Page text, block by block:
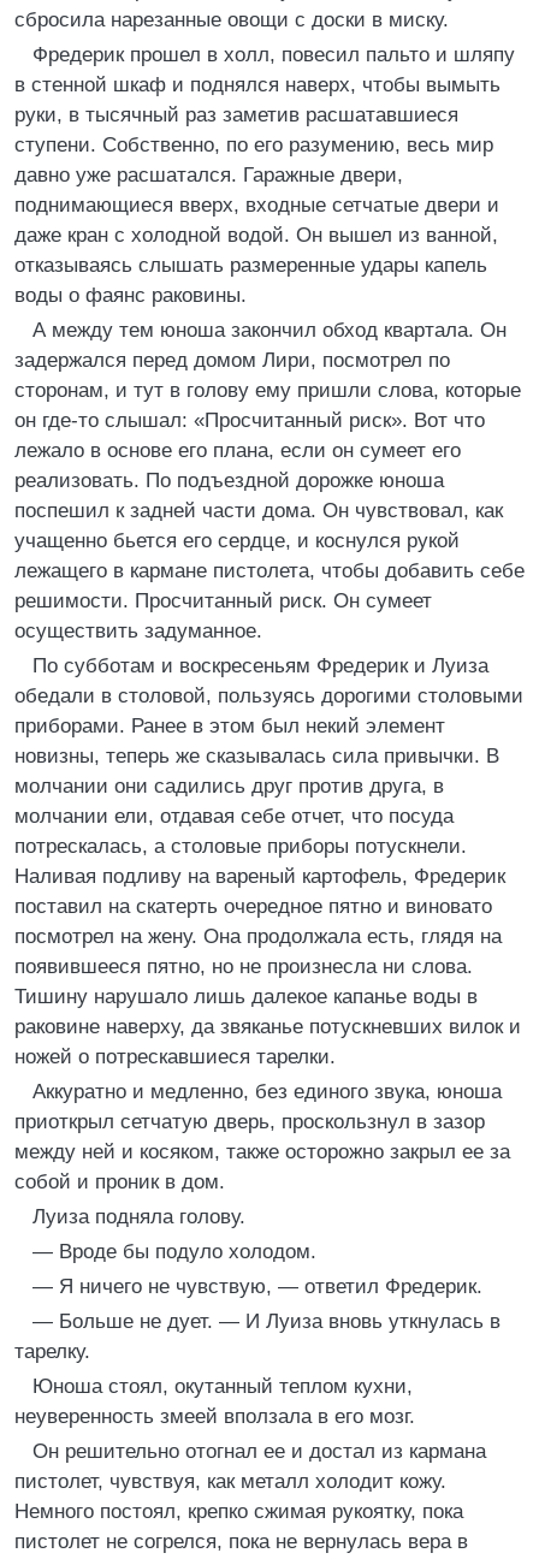
сбросила нарезанные овощи с доски в миску.
Фредерик прошел в холл, повесил пальто и шляпу
в стенной шкаф и поднялся наверх, чтобы вымыть
руки, в тысячный раз заметив расшатавшиеся
ступени. Собственно, по его разумению, весь мир
давно уже расшатался. Гаражные двери,
поднимающиеся вверх, входные сетчатые двери и
даже кран с холодной водой. Он вышел из ванной,
отказываясь слышать размеренные удары капель
воды о фаянс раковины.
А между тем юноша закончил обход квартала. Он
задержался перед домом Лири, посмотрел по
сторонам, и тут в голову ему пришли слова, которые
он где-то слышал: «Просчитанный риск». Вот что
лежало в основе его плана, если он сумеет его
реализовать. По подъездной дорожке юноша
поспешил к задней части дома. Он чувствовал, как
учащенно бьется его сердце, и коснулся рукой
лежащего в кармане пистолета, чтобы добавить себе
решимости. Просчитанный риск. Он сумеет
осуществить задуманное.
По субботам и воскресеньям Фредерик и Луиза
обедали в столовой, пользуясь дорогими столовыми
приборами. Ранее в этом был некий элемент
новизны, теперь же сказывалась сила привычки. В
молчании они садились друг против друга, в
молчании ели, отдавая себе отчет, что посуда
потрескалась, а столовые приборы потускнели.
Наливая подливу на вареный картофель, Фредерик
поставил на скатерть очередное пятно и виновато
посмотрел на жену. Она продолжала есть, глядя на
появившееся пятно, но не произнесла ни слова.
Тишину нарушало лишь далекое капанье воды в
раковине наверху, да звяканье потускневших вилок и
ножей о потрескавшиеся тарелки.
Аккуратно и медленно, без единого звука, юноша
приоткрыл сетчатую дверь, проскользнул в зазор
между ней и косяком, также осторожно закрыл ее за
собой и проник в дом.
Луиза подняла голову.
— Вроде бы подуло холодом.
— Я ничего не чувствую, — ответил Фредерик.
— Больше не дует. — И Луиза вновь уткнулась в
тарелку.
Юноша стоял, окутанный теплом кухни,
неуверенность змеей вползала в его мозг.
Он решительно отогнал ее и достал из кармана
пистолет, чувствуя, как металл холодит кожу.
Немного постоял, крепко сжимая рукоятку, пока
пистолет не согрелся, пока не вернулась вера в